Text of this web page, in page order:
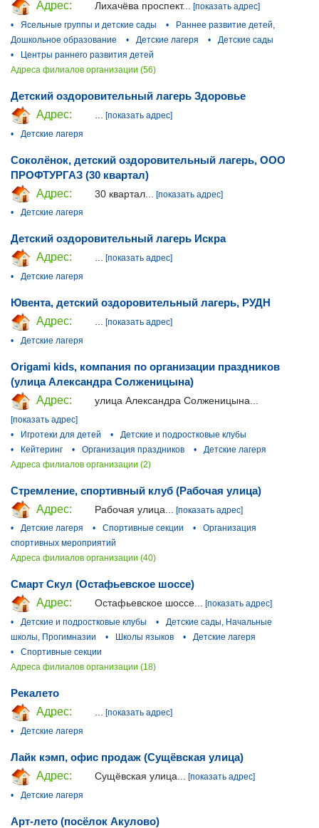
Адрес: Лихачёва проспект...
[показать адрес]
•
Ясельные группы и детские сады •
Раннее развитие детей,
Дошкольное образование
• Детские лагеря •
Детские сады
•
Центры раннего развития детей
Адреса филиалов организации (56)
Детский оздоровительный лагерь Здоровье
Адрес:
[показать адрес]
•
Детские лагеря
Соколёнок, детский оздоровительный лагерь, ООО
ПРОФТУРГАЗ (30 квартал)
Адрес:
30 квартал...
[показать адрес]
•
Детские лагеря
Детский оздоровительный лагерь Искра
Адрес:
... [показать адрес]
•
Детские лагеря
Ювента, детский оздоровительный лагерь, РУДН
Адрес:
[показать адрес]
•
Детские лагеря
Origami kids, компания по организации праздников
(улица Александра Солженицына)
Адрес:
улица Александра Солженицына...
[показать адрес]
•
Игротеки для детей •
Детские и подростковые клубы
•
Кейтеринг • Организация праздников •
Детские лагеря
Адреса филиалов организации (2)
Стремление, спортивный клуб (Рабочая улица)
Адрес:
Рабочая улица...
[показать адрес]
•
Детские лагеря • Спортивные секции •
Организация
спортивных мероприятий
Адреса филиалов организации (40)
Смарт Скул (Остафьевское шоссе)
Адрес:
Остафьевское шоссе... [показать адрес]
•
Детские и подростковые клубы •
Детские сады, Начальные
школы, Прогимназии
• Школы языков •
Детские лагеря
•
Спортивные секции
Адреса филиалов организации (18)
Рекалето
Адрес:
... [показать адрес]
•
Детские лагеря
Лайк кэмп, офис продаж (Сущёвская улица)
Адрес:
Сущёвская улица...
[показать адрес]
•
Детские лагеря
Арт-лето (посёлок Акулово)